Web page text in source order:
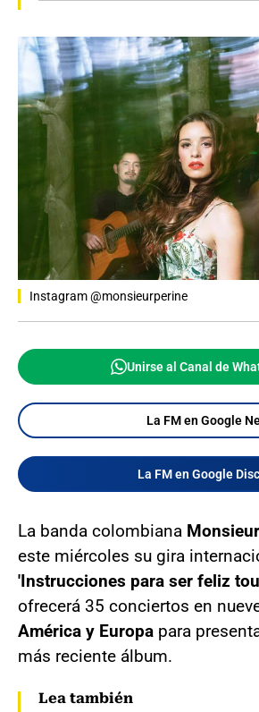
Instagram @monsieurperine
Unirse al Canal de
La FM en Google
La FM en Google
La banda colombiana
este miércoles su gira
'Instrucciones para ser feliz
ofrecerá 35 conciertos en
América y Europa para
más reciente álbum.
Lea también